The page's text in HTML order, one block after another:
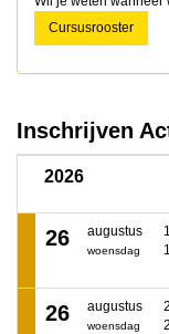
Cursusrooster
Inschrijven
2026
26 augustus
woensdag
26 augustus
woensdag